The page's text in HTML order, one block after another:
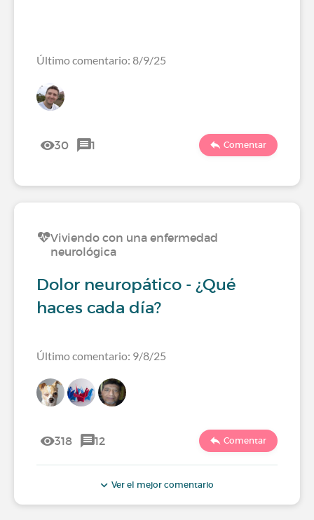
Último comentario: 8/9/25
30 1 Comentar
Viviendo con una enfermedad
neurológica
Dolor neuropático - ¿Qué
haces cada día?
Último comentario: 9/8/25
318 12 Comentar
Ver el mejor comentario